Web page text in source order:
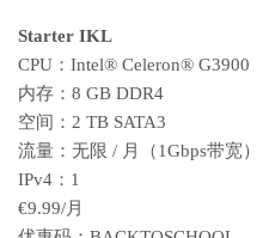
Starter IKL
CPU：Intel® Celeron® G3900
内存：8 GB DDR4
空间：2 TB SATA3
流量：无限 / 月（1Gbps带宽）
IPv4：1
€9.99/月